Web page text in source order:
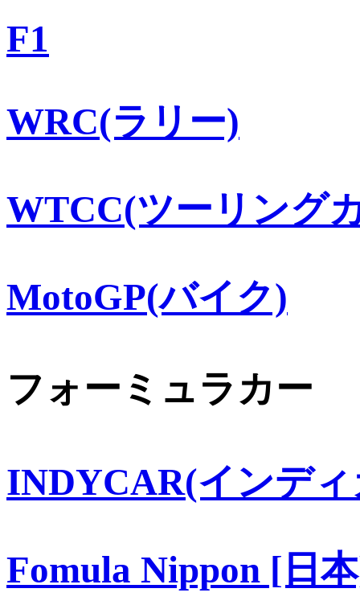
F1
WRC(ラリー)
WTCC(ツーリング
MotoGP(バイク)
フォーミュラカー
INDYCAR(インデ
Fomula Nippon [日